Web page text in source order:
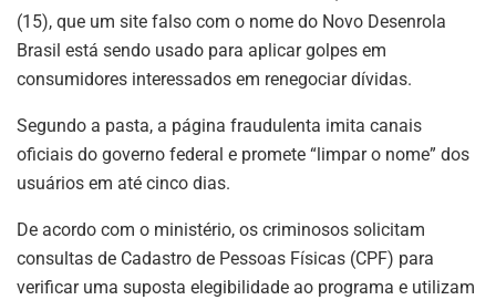
(15), que um site falso com o nome do Novo Desenrola
Brasil está sendo usado para aplicar golpes em
consumidores interessados em renegociar dívidas.
Segundo a pasta, a página fraudulenta imita canais
oficiais do governo federal e promete “limpar o nome” dos
usuários em até cinco dias.
De acordo com o ministério, os criminosos solicitam
consultas de Cadastro de Pessoas Físicas (CPF) para
verificar uma suposta elegibilidade ao programa e utilizam